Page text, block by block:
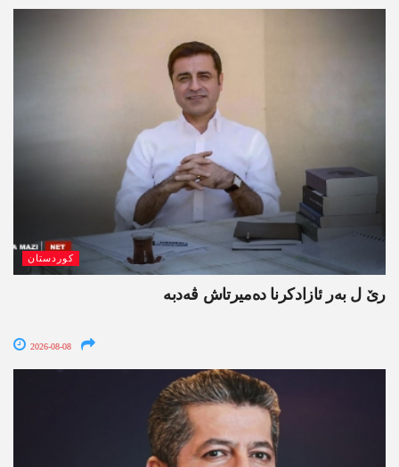
کوردستان
رێ ل بەر ئازادکرنا دەمیرتاش ڤەدبە
2026-08-08